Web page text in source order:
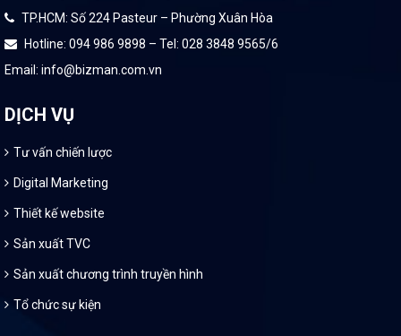
TP.HCM: Số 224 Pasteur – Phường Xuân Hòa
Hotline: 094 986 9898 – Tel: 028 3848 9565/6
Email: info@bizman.com.vn
DỊCH VỤ
Tư vấn chiến lược
Digital Marketing
Thiết kế website
Sản xuất TVC
Sản xuất chương trình truyền hình
Tổ chức sự kiện